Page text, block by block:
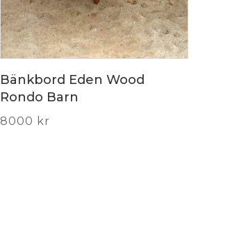
Bänkbord Eden Wood
Rondo Barn
8000 kr